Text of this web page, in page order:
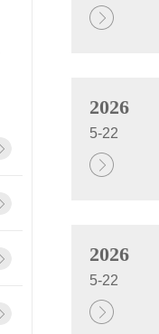
2026
5-22
2026
5-22